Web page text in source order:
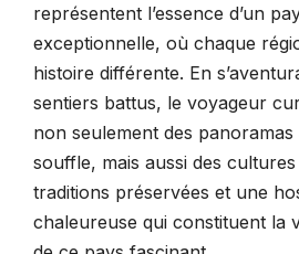
représentent l’essence d’un
exceptionnelle, où chaque
histoire différente. En
sentiers battus, le voyageur
non seulement des
souffle, mais aussi des
traditions préservées et une
chaleureuse qui constituent la